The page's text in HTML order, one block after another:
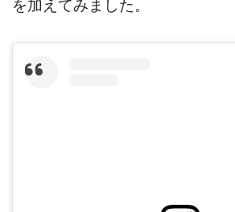
を加えてみました。